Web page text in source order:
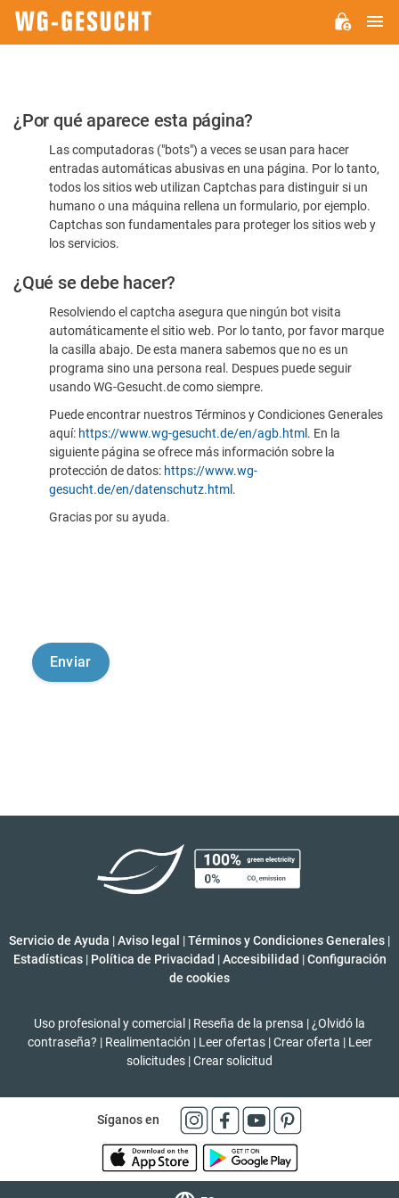
Por
favor,
confirme
humano
¿Por qué aparece esta página?
Las computadoras ("bots") a veces se usan para hacer
entradas automáticas abusivas en una página. Por lo tanto,
todos los sitios web utilizan Captchas para distinguir si un
humano o una máquina rellena un formulario, por ejemplo.
Captchas son fundamentales para proteger los sitios web y
los servicios.
¿Qué se debe hacer?
Resolviendo el captcha asegura que ningún bot visita
automáticamente el sitio web. Por lo tanto, por favor marque
la casilla abajo. De esta manera sabemos que no es un
programa sino una persona real. Despues puede seguir
usando WG-Gesucht.de como siempre.
Puede encontrar nuestros Términos y Condiciones Generales
aquí: https://www.wg-gesucht.de/en/agb.html . En la
siguiente página se ofrece más información sobre la
protección de datos: https://www.wg-
gesucht.de/en/datenschutz.html .
Gracias por su ayuda.
Servicio de Ayuda |Aviso legal |Términos y Condiciones Generales |
Estadísticas | Política de Privacidad | Accesibilidad | Configuración
de cookies
Uso profesional y comercial | Reseña de la prensa | ¿Olvidó la
contraseña? | Realimentación | Leer ofertas | Crear oferta | Leer
solicitudes |Crear solicitud
Síganos en